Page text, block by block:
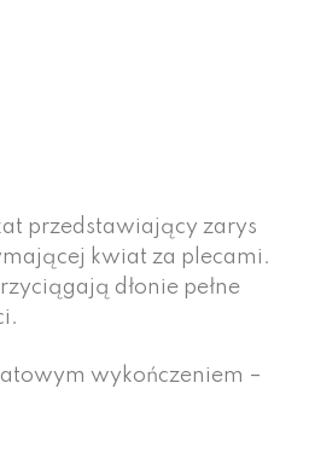
przedstawiający zarys
kwiat za plecami.
dłonie pełne
wykończeniem –